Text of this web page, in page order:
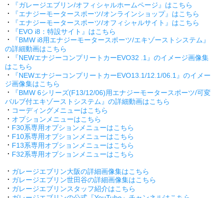
・
『ガレージエブリン/オフィシャルホームページ』はこちら
・
『エナジーモータースポーツ/オンラインショップ』はこちら
・
『エナジーモータースポーツ/オフィシャルサイト』はこちら
・
『EVO i8：特設サイト』はこちら
・
『BMW i8用エナジーモータースポーツ/エキゾーストシステム』
の詳細動画はこちら
・
『NEWエナジーコンプリートカーEVO32 .1』のイメージ画像集
はこちら
・
『NEWエナジーコンプリートカーEVO13.1/12.1/06.1』のイメー
ジ画像集はこちら
・
『BMW 6シリーズ(F13/12/06)用エナジーモータースポーツ/可変
バルブ付エキゾーストシステム』の詳細動画はこちら
・ コーディングメニューはこちら
・ オプションメニューはこちら
・ F30系専用オプションメニューはこちら
・ F10系専用オプションメニューはこちら
・ F13系専用オプションメニューはこちら
・ F32系専用オプションメニューはこちら
・ ガレージエブリン大阪の詳細画像集はこちら
・ ガレージエブリン世田谷の詳細画像集はこちら
・ ガレージエブリンスタッフ紹介はこちら